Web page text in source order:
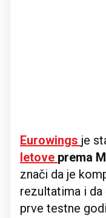
Eurowings je
letove prema
znači da je
rezultatima i
prve testne